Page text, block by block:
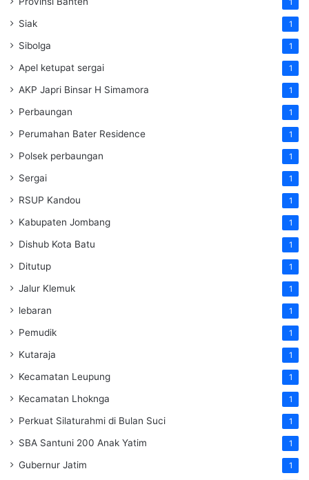
1
Siak 1
Sibolga 1
Apel ketupat sergai 1
AKP Japri Binsar H Simamora 1
Perbaungan 1
Perumahan Bater Residence 1
Polsek perbaungan 1
Sergai 1
RSUP Kandou 1
Kabupaten Jombang 1
Dishub Kota Batu 1
Ditutup 1
Jalur Klemuk 1
lebaran 1
Pemudik 1
Kutaraja 1
Kecamatan Leupung 1
Kecamatan Lhoknga 1
Perkuat Silaturahmi di Bulan Suci 1
SBA Santuni 200 Anak Yatim 1
Gubernur Jatim 1